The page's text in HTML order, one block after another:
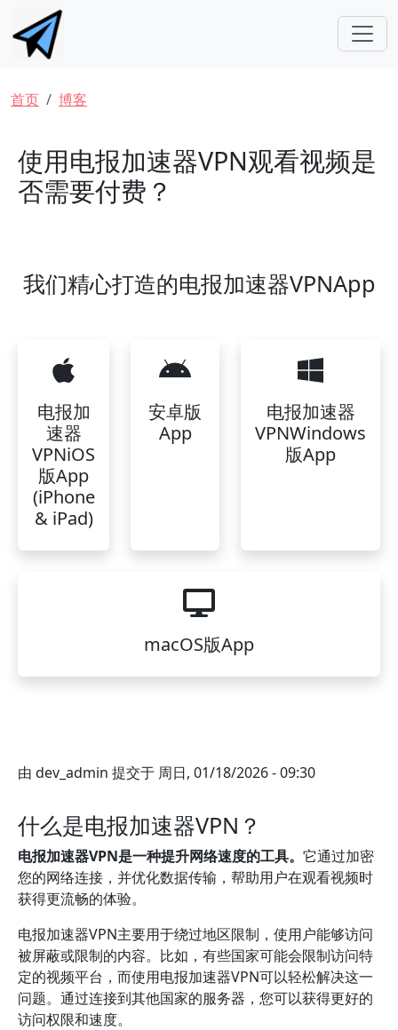
跳转到主要内容
面包屑
首页 博客
使用电报加速器VPN观看视频是
否需要付费？
我们精心打造的电报加速器VPNApp
电报加
速器
VPNiOS
版App
(iPhone
& iPad)
安卓版
App
电报加速器
VPNWindows
版App
macOS版App
由 dev_admin 提交于 周日, 01/18/2026 - 09:30
什么是电报加速器VPN？
电报加速器VPN是一种提升网络速度的工具。 它通过加密
您的网络连接，并优化数据传输，帮助用户在观看视频时
获得更流畅的体验。
电报加速器VPN主要用于绕过地区限制，使用户能够访问
被屏蔽或限制的内容。比如，有些国家可能会限制访问特
定的视频平台，而使用电报加速器VPN可以轻松解决这一
问题。通过连接到其他国家的服务器，您可以获得更好的
访问权限和速度。